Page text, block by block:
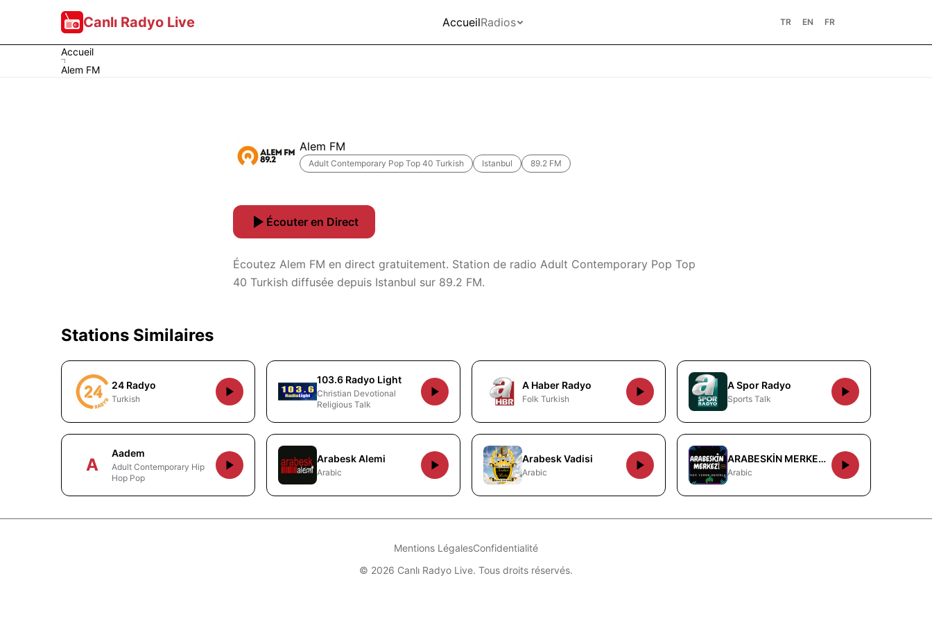
Canlı Radyo Live AccueilRadios TR EN FR
Accueil
Alem FM
Alem FM
Adult Contemporary Pop Top 40 Turkish Istanbul 89.2 FM
Écouter en Direct
Écoutez Alem FM en direct gratuitement. Station de radio Adult Contemporary Pop Top
40 Turkish diffusée depuis Istanbul sur 89.2 FM.
Stations Similaires
24 Radyo
Turkish
103.6 Radyo Light
Christian Devotional
Religious Talk
A Haber Radyo
Folk Turkish
A Spor Radyo
Sports Talk
A
Aadem
Adult Contemporary Hip
Hop Pop
Arabesk Alemi
Arabic
Arabesk Vadisi
Arabic
ARABESKİN MERKEZİ FM
Arabic
Mentions LégalesConfidentialité
© 2026 Canlı Radyo Live. Tous droits réservés.